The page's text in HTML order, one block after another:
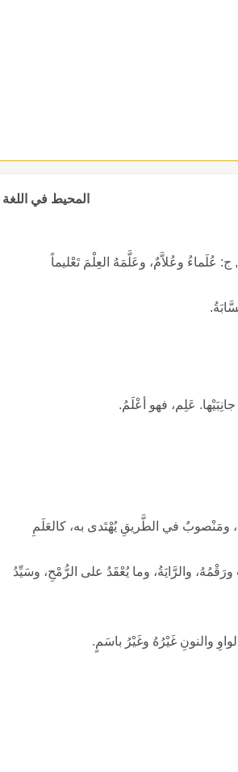
المحيط في اللغة
وعُلاَّمٌ، وعَلَّمَهُ العِلْمَ تَعْليماً
عَلِم، فهو أعْلَمُ.
ومَنْصوبٌ في الطَّريقِ يُهْتَدى به، كالعَلَمِ
والرَّايَةُ، وما يُعْقَدُ على الرُّمْحِ، وسَيِّدُ
والنونِ غَيْرُهُ وغَيْرُ باسَمٍ.